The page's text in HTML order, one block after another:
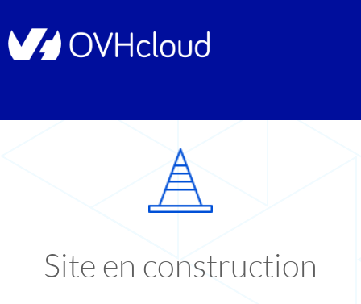
Site en construction